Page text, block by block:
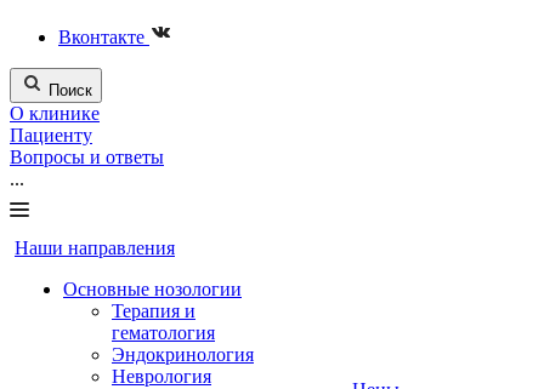
Вконтакте
Поиск
О клинике
Пациенту
Вопросы и ответы
...
Наши направления
Основные нозологии
Терапия и
гематология
Эндокринология
Неврология